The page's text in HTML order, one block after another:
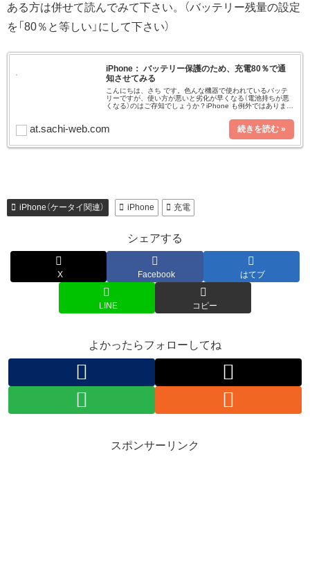
ある方は併せて読んでみて下さい。（バッテリー残量の設定
を「80％と等しい」にして下さい）
iPhone： バッテリー保護のため、充電80％で通
知させてみる
こんにちは、さち です。色んな機器で使われているバッテ
リーですが、使い方が悪いと劣化が早くなる（電池持ちが悪
くなる）のはご存知でしょうか？iPhone も例外ではありませ
at.sachi-web.com
iPhone（ケータイ関連） iPhone 充電
シェアする
X Facebook はてブ
LINE コピー
よかったらフォローしてね
スポンサーリンク